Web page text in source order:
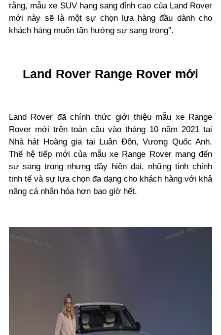
rằng, mẫu xe SUV hạng sang đỉnh cao của Land Rover
mới này sẽ là một sự chọn lựa hàng đầu dành cho
khách hàng muốn tận hưởng sự sang trọng”.
Land Rover Range Rover mới
Land Rover đã chính thức giới thiệu mẫu xe Range
Rover mới trên toàn cầu vào tháng 10 năm 2021 tại
Nhà hát Hoàng gia tại Luân Đôn, Vương Quốc Anh.
Thế hệ tiếp mới của mẫu xe Range Rover mang đến
sự sang trọng nhưng đầy hiện đại, những tinh chỉnh
tinh tế và sự lựa chọn đa dạng cho khách hàng với khả
năng cá nhân hóa hơn bao giờ hết.